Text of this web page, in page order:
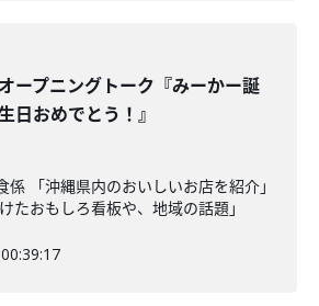
オープニングトーク『みーかー誕
日おめでとう！』
係 「沖縄県内のおいしいお店を紹介」
たおもしろ看板や、地域の話題」
00:39:17